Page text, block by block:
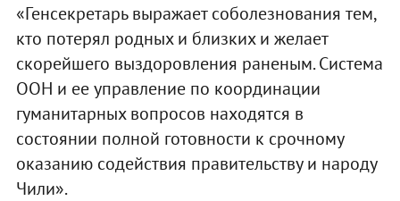
«Генсекретарь выражает соболезнования тем,
кто потерял родных и близких и желает
скорейшего выздоровления раненым. Система
ООН и ее управление по координации
гуманитарных вопросов находятся в
состоянии полной готовности к срочному
оказанию содействия правительству и народу
Чили».